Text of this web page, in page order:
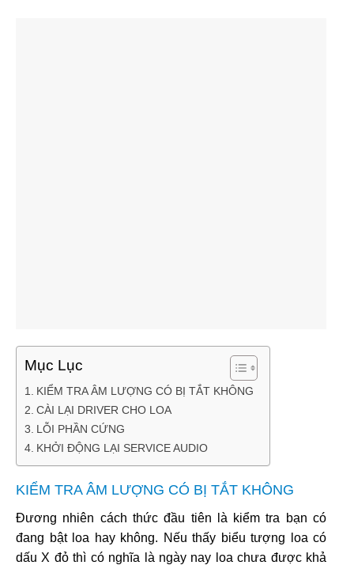
Mục Lục
KIỂM TRA ÂM LƯỢNG CÓ BỊ TẮT KHÔNG
CÀI LẠI DRIVER CHO LOA
LỖI PHẦN CỨNG
KHỞI ĐỘNG LẠI SERVICE AUDIO
KIỂM TRA ÂM LƯỢNG CÓ BỊ TẮT KHÔNG
Đương nhiên cách thức đầu tiên là kiểm tra bạn có
đang bật loa hay không. Nếu thấy biểu tượng loa có
dấu X đỏ thì có nghĩa là ngày nay loa chưa được khả